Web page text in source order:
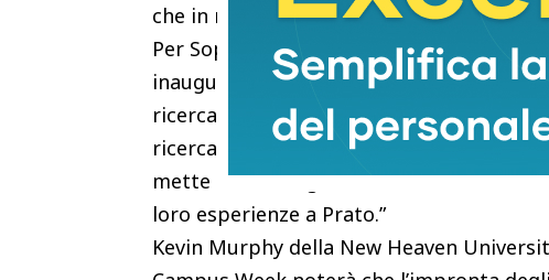
che in realtà muta le coscienze e le
Per Sophie Monkman e Matteo Dutto,
inaugurare una nuova attività
ricerca Our City, Our Campus. Il
ricercatori delle nostre tre università di
mette al centro gli studenti. Un
loro esperienze a Prato.”
Kevin Murphy della New Heaven